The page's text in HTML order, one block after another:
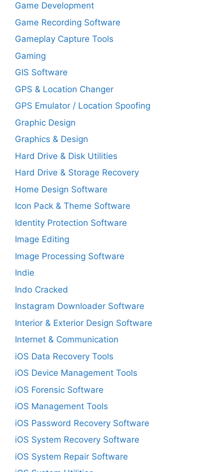
Game Development
Game Recording Software
Gameplay Capture Tools
Gaming
GIS Software
GPS & Location Changer
GPS Emulator / Location Spoofing
Graphic Design
Graphics & Design
Hard Drive & Disk Utilities
Hard Drive & Storage Recovery
Home Design Software
Icon Pack & Theme Software
Identity Protection Software
Image Editing
Image Processing Software
Indie
Indo Cracked
Instagram Downloader Software
Interior & Exterior Design Software
Internet & Communication
iOS Data Recovery Tools
iOS Device Management Tools
iOS Forensic Software
iOS Management Tools
iOS Password Recovery Software
iOS System Recovery Software
iOS System Repair Software